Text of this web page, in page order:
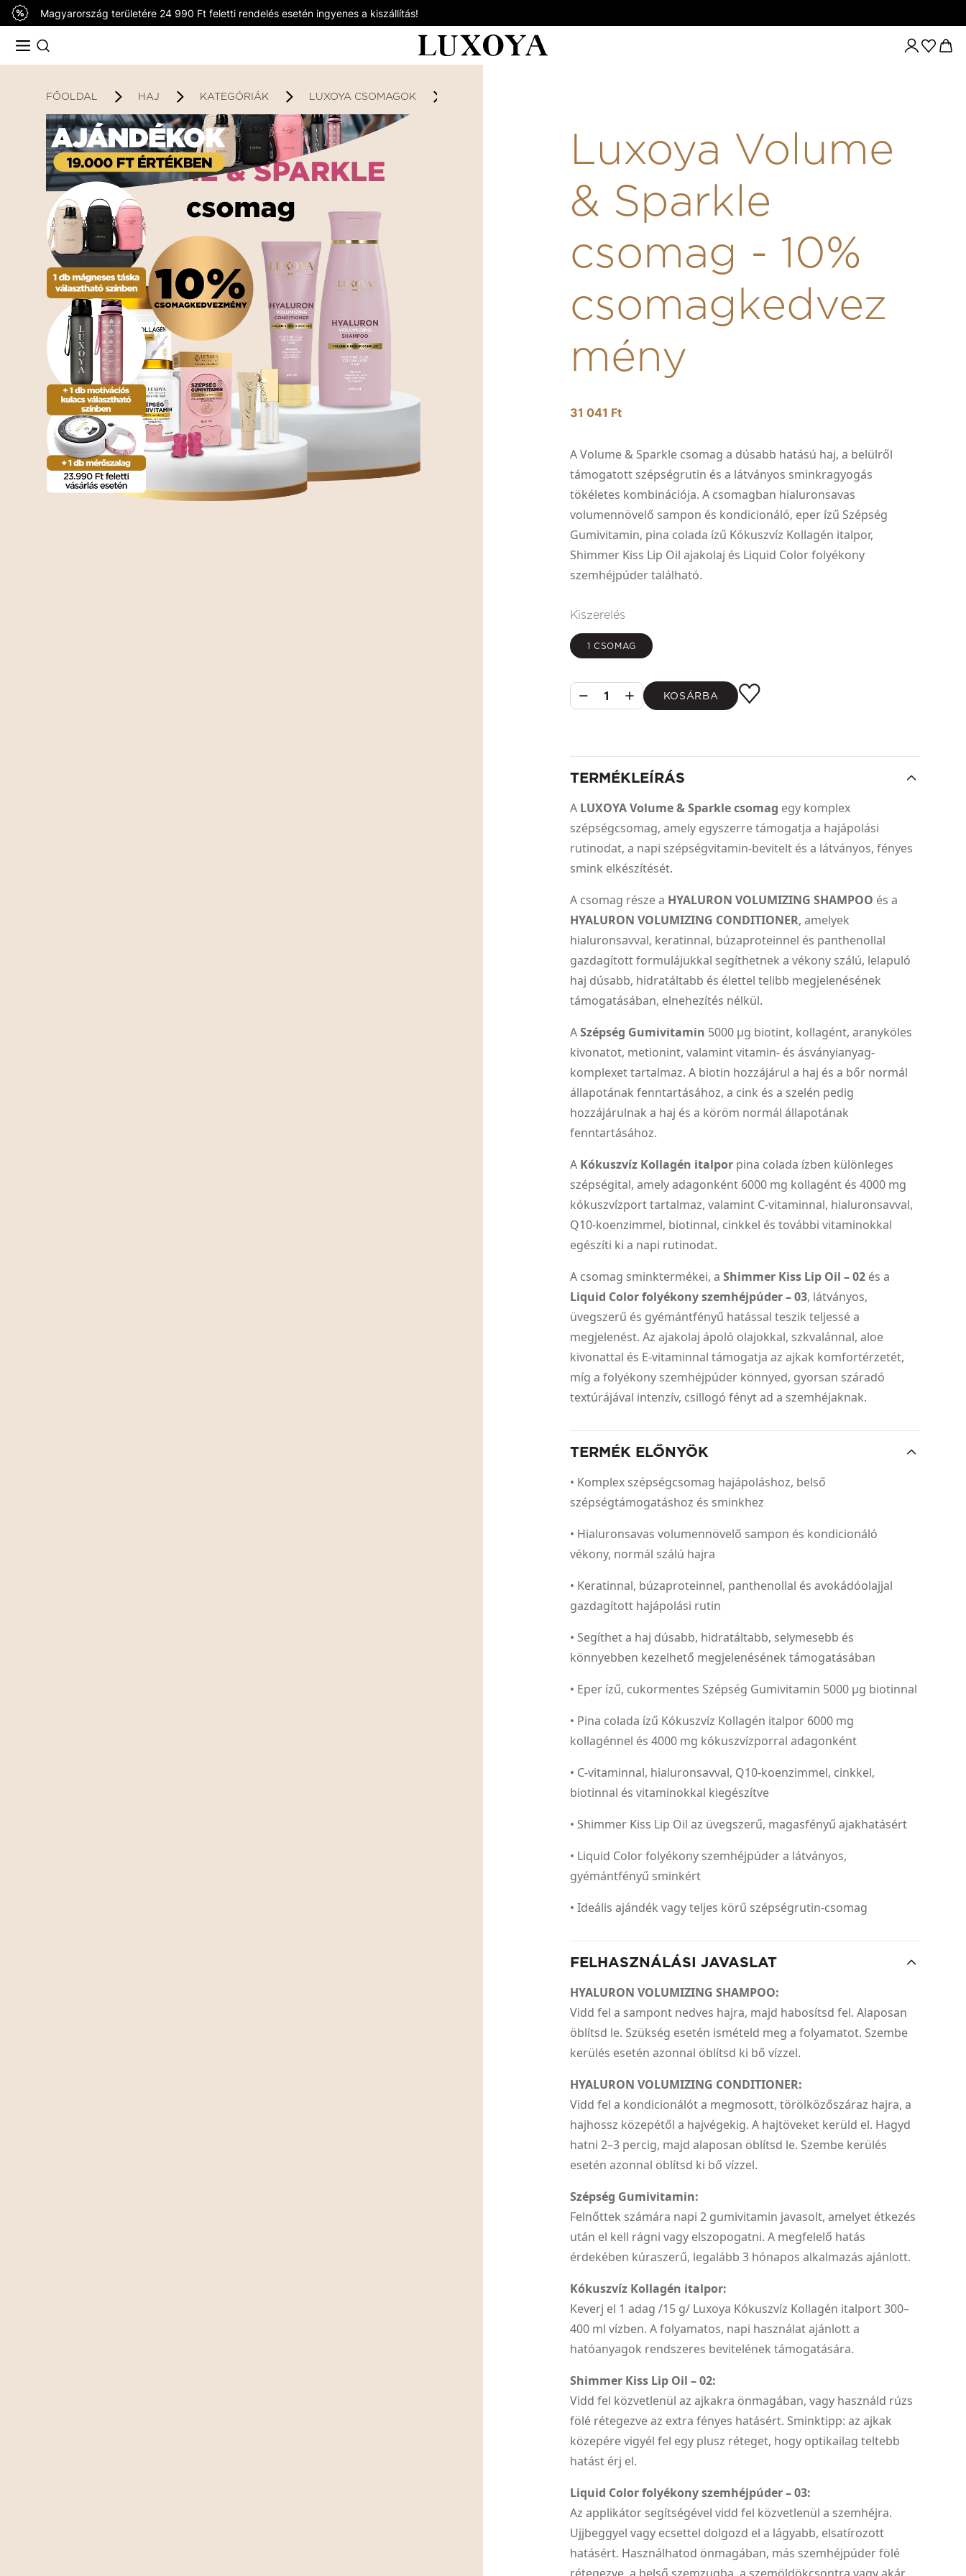
Magyarország területére 24 990 Ft feletti rendelés esetén ingyenes a kiszállítás!
FŐOLDAL HAJ KATEGÓRIÁK LUXOYA CSOMAGOK
Luxoya Volume
& Sparkle
csomag - 10%
csomagkedvez
mény
31 041 Ft
A Volume & Sparkle csomag a dúsabb hatású haj, a belülről
támogatott szépségrutin és a látványos sminkragyogás
tökéletes kombinációja. A csomagban hialuronsavas
volumennövelő sampon és kondicionáló, eper ízű Szépség
Gumivitamin, pina colada ízű Kókuszvíz Kollagén italpor,
Shimmer Kiss Lip Oil ajakolaj és Liquid Color folyékony
szemhéjpúder található.
Kiszerelés
1 CSOMAG
1 KOSÁRBA
TERMÉKLEÍRÁS
A LUXOYA Volume & Sparkle csomag egy komplex
szépségcsomag, amely egyszerre támogatja a hajápolási
rutinodat, a napi szépségvitamin-bevitelt és a látványos, fényes
smink elkészítését.
A csomag része a HYALURON VOLUMIZING SHAMPOO és a
HYALURON VOLUMIZING CONDITIONER, amelyek
hialuronsavval, keratinnal, búzaproteinnel és panthenollal
gazdagított formulájukkal segíthetnek a vékony szálú, lelapuló
haj dúsabb, hidratáltabb és élettel telibb megjelenésének
támogatásában, elnehezítés nélkül.
ASzépség Gumivitamin 5000 µg biotint, kollagént, aranyköles
kivonatot, metionint, valamint vitamin- és ásványianyag-
komplexet tartalmaz. A biotin hozzájárul a haj és a bőr normál
állapotának fenntartásához, a cink és a szelén pedig
hozzájárulnak a haj és a köröm normál állapotának
fenntartásához.
A Kókuszvíz Kollagén italpor pina colada ízben különleges
szépségital, amely adagonként 6000 mg kollagént és 4000 mg
kókuszvízport tartalmaz, valamint C-vitaminnal, hialuronsavval,
Q10-koenzimmel, biotinnal, cinkkel és további vitaminokkal
egészíti ki a napi rutinodat.
A csomag sminktermékei, aShimmer Kiss Lip Oil – 02 és a
Liquid Color folyékony szemhéjpúder – 03, látványos,
üvegszerű és gyémántfényű hatással teszik teljessé a
megjelenést. Az ajakolaj ápoló olajokkal, szkvalánnal, aloe
kivonattal és E-vitaminnal támogatja az ajkak komfortérzetét,
míg a folyékony szemhéjpúder könnyed, gyorsan száradó
textúrájával intenzív, csillogó fényt ad a szemhéjaknak.
TERMÉK ELŐNYÖK
• Komplex szépségcsomag hajápoláshoz, belső
szépségtámogatáshoz és sminkhez
• Hialuronsavas volumennövelő sampon és kondicionáló
vékony, normál szálú hajra
• Keratinnal, búzaproteinnel, panthenollal és avokádóolajjal
gazdagított hajápolási rutin
• Segíthet a haj dúsabb, hidratáltabb, selymesebb és
könnyebben kezelhető megjelenésének támogatásában
• Eper ízű, cukormentes Szépség Gumivitamin 5000 µg biotinnal
• Pina colada ízű Kókuszvíz Kollagén italpor 6000 mg
kollagénnel és 4000 mg kókuszvízporral adagonként
• C-vitaminnal, hialuronsavval, Q10-koenzimmel, cinkkel,
biotinnal és vitaminokkal kiegészítve
• Shimmer Kiss Lip Oil az üvegszerű, magasfényű ajakhatásért
• Liquid Color folyékony szemhéjpúder a látványos,
gyémántfényű sminkért
• Ideális ajándék vagy teljes körű szépségrutin-csomag
FELHASZNÁLÁSI JAVASLAT
HYALURON VOLUMIZING SHAMPOO:
Vidd fel a sampont nedves hajra, majd habosítsd fel. Alaposan
öblítsd le. Szükség esetén ismételd meg a folyamatot. Szembe
kerülés esetén azonnal öblítsd ki bő vízzel.
HYALURON VOLUMIZING CONDITIONER:
Vidd fel a kondicionálót a megmosott, törölközőszáraz hajra, a
hajhossz közepétől a hajvégekig. A hajtöveket kerüld el. Hagyd
hatni 2–3 percig, majd alaposan öblítsd le. Szembe kerülés
esetén azonnal öblítsd ki bő vízzel.
Szépség Gumivitamin:
Felnőttek számára napi 2 gumivitamin javasolt, amelyet étkezés
után el kell rágni vagy elszopogatni. A megfelelő hatás
érdekében kúraszerű, legalább 3 hónapos alkalmazás ajánlott.
Kókuszvíz Kollagén italpor:
Keverj el 1 adag /15 g/ Luxoya Kókuszvíz Kollagén italport 300–
400 ml vízben. A folyamatos, napi használat ajánlott a
hatóanyagok rendszeres bevitelének támogatására.
Shimmer Kiss Lip Oil – 02:
Vidd fel közvetlenül az ajkakra önmagában, vagy használd rúzs
fölé rétegezve az extra fényes hatásért. Sminktipp: az ajkak
közepére vigyél fel egy plusz réteget, hogy optikailag teltebb
hatást érj el.
Liquid Color folyékony szemhéjpúder – 03:
Az applikátor segítségével vidd fel közvetlenül a szemhéjra.
Ujjbeggyel vagy ecsettel dolgozd el a lágyabb, elsatírozott
hatásért. Használhatod önmagában, más szemhéjpúder fölé